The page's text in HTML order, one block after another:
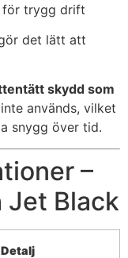
för trygg drift
det lätt att
skydd som
används, vilket
snygg över tid.
–
Jet Black
Detalj